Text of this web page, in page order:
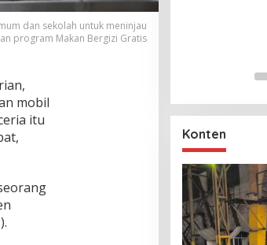
dan sekolah untuk meninjau
program Makan Bergizi Gratis
mobil
itu
Konten